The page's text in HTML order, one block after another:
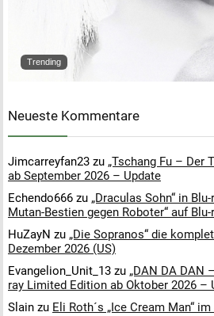
Trending
Neueste Kommentare
Jimcarreyfan23 zu „Tschang Fu – Der
ab September 2026 – Update
Echendo666 zu „Draculas Sohn“ in
Mutan-Bestien gegen Roboter“ auf
HuZayN zu „Die Sopranos“ die
Dezember 2026 (US)
Evangelion_Unit_13 zu „DAN DA DAN
ray Limited Edition ab Oktober 2026 –
Slain zu Eli Roth´s „Ice Cream Man“